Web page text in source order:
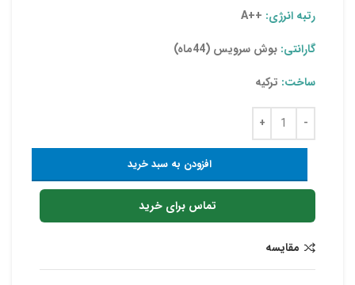
رتبه انرژی: ++A
گارانتی: بوش سرویس (44ماه)
ساخت: ترکیه
افزودن به سبد خرید
تماس برای خرید
مقایسه